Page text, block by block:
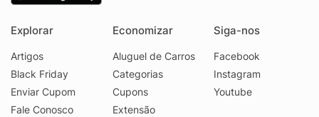
Explorar
Artigos
Black Friday
Enviar Cupom
Fale Conosco
Economizar
Aluguel de Carros
Categorias
Cupons
Extensão
Siga-nos
Facebook
Instagram
Youtube